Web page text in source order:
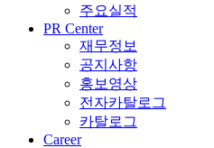
주요실적
PR Center
재무정보
공지사항
홍보영상
전자카탈로그
카탈로그
Career